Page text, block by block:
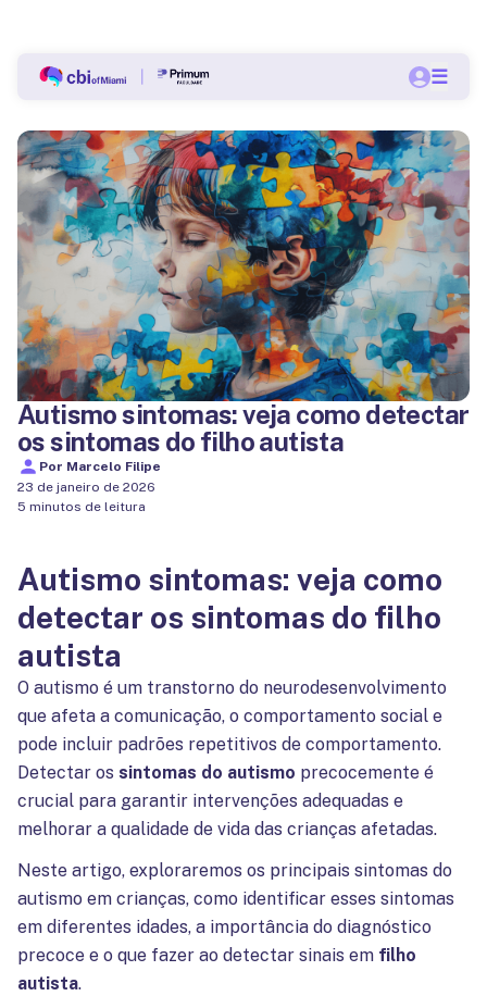
Bolsas a partir de 60% nas pós-graduações do CBI.
☰
Autismo sintomas: veja como detectar
os sintomas do filho autista
Por Marcelo Filipe
23 de janeiro de 2026
5 minutos de leitura
Autismo sintomas: veja como
detectar os sintomas do filho
autista
O autismo é um transtorno do neurodesenvolvimento
que afeta a comunicação, o comportamento social e
pode incluir padrões repetitivos de comportamento.
Detectar os sintomas do autismo precocemente é
crucial para garantir intervenções adequadas e
melhorar a qualidade de vida das crianças afetadas.
Neste artigo, exploraremos os principais sintomas do
autismo em crianças, como identificar esses sintomas
em diferentes idades, a importância do diagnóstico
precoce e o que fazer ao detectar sinais em filho
autista.